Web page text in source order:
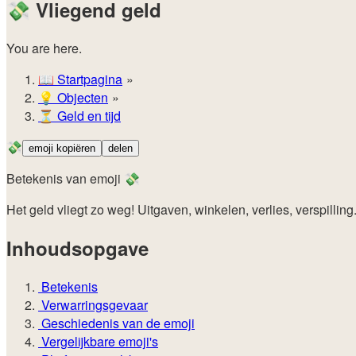
💸 Vliegend geld
You are here.
📖 Startpagina
💡️ Objecten
⏳ Geld en tijd
💸 emoji kopiëren delen
Betekenis van emoji 💸
Het geld vliegt zo weg! Uitgaven, winkelen, verlies, verspilling.
Inhoudsopgave
Betekenis
Verwarringsgevaar
Geschiedenis van de emoji
Vergelijkbare emoji's